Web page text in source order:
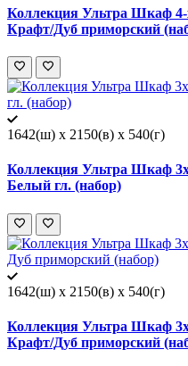
Коллекция Ультра Шкаф
Крафт/Дуб приморский
1642(ш) x 2150(в) x 540(г)
Коллекция Ультра Шкаф
Белый гл. (набор)
1642(ш) x 2150(в) x 540(г)
Коллекция Ультра Шкаф
Крафт/Дуб приморский